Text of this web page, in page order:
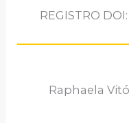
REGISTRO
Raphaela